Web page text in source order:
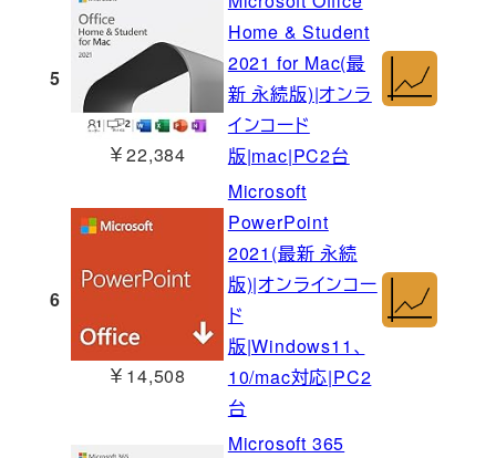
5
￥22,384
Home & Student
2021 for Mac(最
新 永続版)|オンラ
インコード
版|mac|PC2台
6
￥14,508
Microsoft
PowerPoint
2021(最新 永続
版)|オンラインコー
ド
版|Windows11、
10/mac対応|PC2
台
Microsoft 365